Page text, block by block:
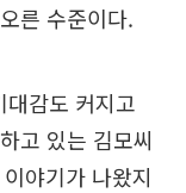
른 수준이다.
감도 커지고
고 있는 김모씨
야기가 나왔지